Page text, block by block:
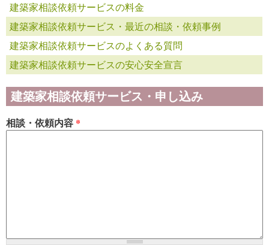
建築家相談依頼サービスの料金
建築家相談依頼サービス・最近の相談・依頼事例
建築家相談依頼サービスのよくある質問
建築家相談依頼サービスの安心安全宣言
建築家相談依頼サービス・申し込み
相談・依頼内容 *